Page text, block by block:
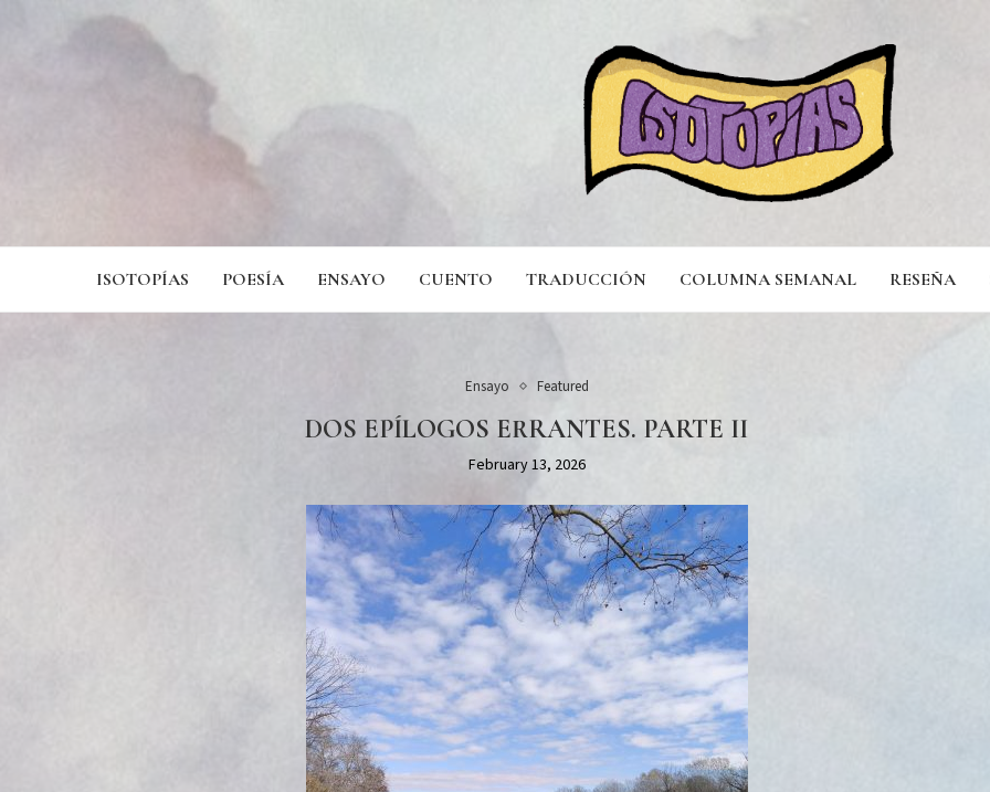
ISOTOPÍAS POESÍA ENSAYO CUENTO TRADUCCIÓN COLUMNA SEMANAL RESEÑA
Ensayo Featured
DOS EPÍLOGOS ERRANTES. PARTE II
February 13, 2026